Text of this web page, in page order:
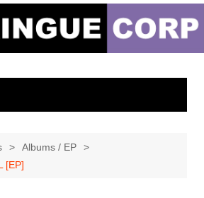
Bastringue Corp –
Musicales
Albums / EP
[EP]